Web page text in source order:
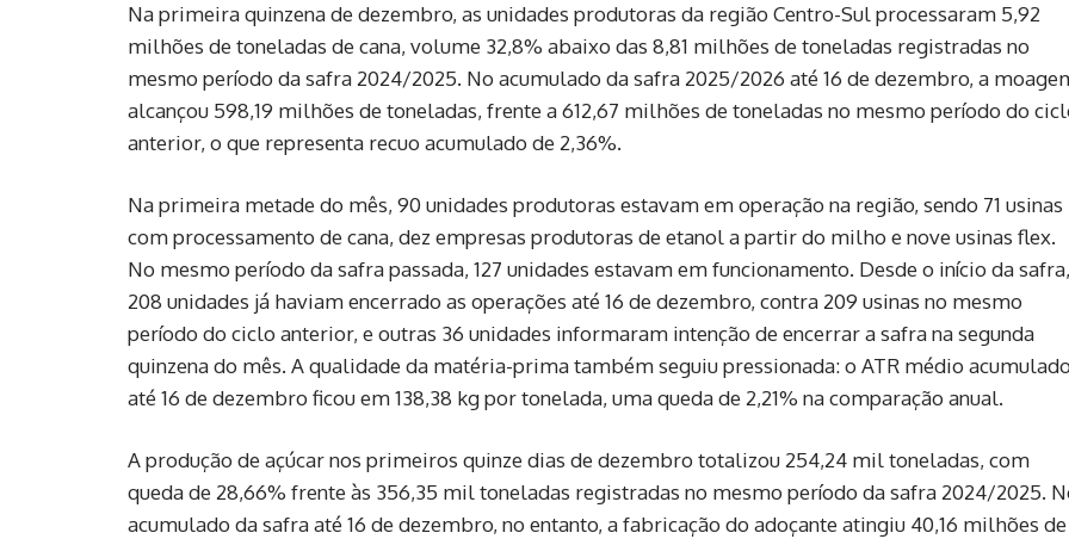
Na primeira quinzena de dezembro, as unidades produtoras da região Centro-Sul processaram 5,92
milhões de toneladas de cana, volume 32,8% abaixo das 8,81 milhões de toneladas registradas no
mesmo período da safra 2024/2025. No acumulado da safra 2025/2026 até 16 de dezembro, a
alcançou 598,19 milhões de toneladas, frente a 612,67 milhões de toneladas no mesmo período do
anterior, o que representa recuo acumulado de 2,36%.
Na primeira metade do mês, 90 unidades produtoras estavam em operação na região, sendo 71 usinas
com processamento de cana, dez empresas produtoras de etanol a partir do milho e nove usinas flex.
No mesmo período da safra passada, 127 unidades estavam em funcionamento. Desde o início da safra,
208 unidades já haviam encerrado as operações até 16 de dezembro, contra 209 usinas no mesmo
período do ciclo anterior, e outras 36 unidades informaram intenção de encerrar a safra na segunda
quinzena do mês. A qualidade da matéria-prima também seguiu pressionada: o ATR médio
até 16 de dezembro ficou em 138,38 kg por tonelada, uma queda de 2,21% na comparação anual.
A produção de açúcar nos primeiros quinze dias de dezembro totalizou 254,24 mil toneladas, com
queda de 28,66% frente às 356,35 mil toneladas registradas no mesmo período da safra 2024/2025.
acumulado da safra até 16 de dezembro, no entanto, a fabricação do adoçante atingiu 40,16 milhões de